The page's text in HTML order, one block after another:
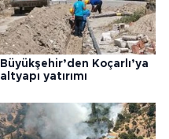
Büyükşehir’den Koçarlı’ya
altyapı yatırımı